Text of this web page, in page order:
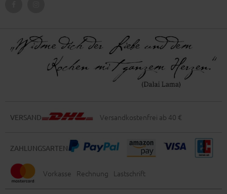
VERSAND Versandkostenfrei ab 40 €
ZAHLUNGSARTEN
Vorkasse Rechnung Lastschrift